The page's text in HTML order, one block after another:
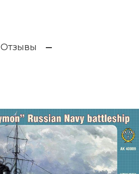
Отзывы